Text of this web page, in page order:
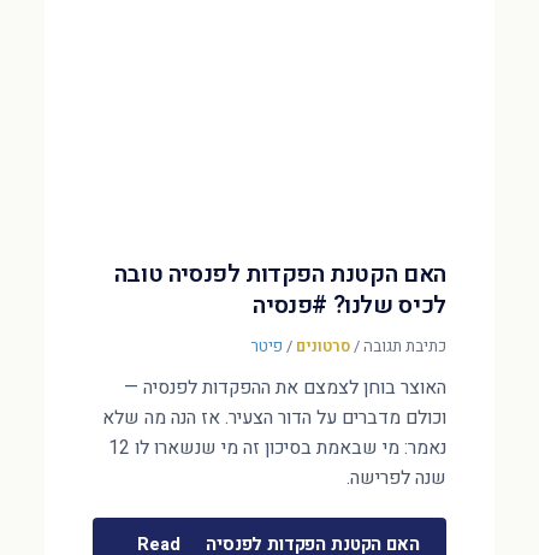
האם הקטנת הפקדות לפנסיה טובה
לכיס שלנו? #פנסיה
כתיבת תגובה/סרטונים / פיטר
האוצר בוחן לצמצם את ההפקדות לפנסיה —
וכולם מדברים על הדור הצעיר. אז הנה מה שלא
נאמר: מי שבאמת בסיכון זה מי שנשארו לו 12
שנה לפרישה.
האם הקטנת הפקדות לפנסיה
Read